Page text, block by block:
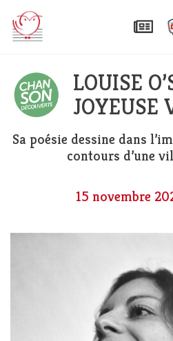
LOUISE
JOYEUSE
Sa poésie dessine dans
contours d’une
15 novembre